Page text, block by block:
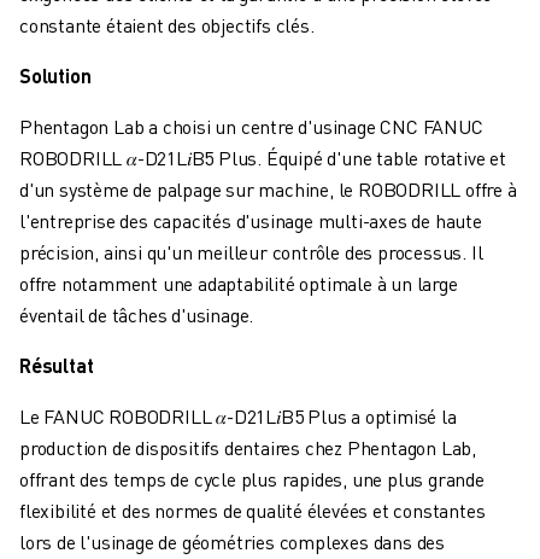
FANUC ACADEMY
SOLUTIONS POUR LES INDUSTRIES
SOLUTIONS POUR L'ÉDUCATION
ÉVÉNEMENTS ÉDUCATIFS
ACTUALITÉS ET MÉDIAS
ACTUALITÉS ET MÉDIAS
EVÉNEMENTS
ÉVÉNEMENTS ÉDUCATIFS
A PROPOS DE FANUC
A PROPOS DE FANUC
FANUC EN EUROPE
DÉVELOPPEMENT DURABLE
CARRIÈRE
FAÇONNEZ VOTRE AVENIR AVEC FANUC
REJOIGNEZ-NOUS
CONTACT
constante étaient des objectifs clés.
Solution
Phentagon Lab a choisi un centre d'usinage CNC FANUC
ROBODRILL𝛼-D21L 𝑖B5 Plus. Équipé d'une table rotative et
d'un système de palpage sur machine, le ROBODRILL offre à
l'entreprise des capacités d'usinage multi-axes de haute
précision, ainsi qu'un meilleur contrôle des processus. Il
offre notamment une adaptabilité optimale à un large
éventail de tâches d'usinage.
Résultat
Le FANUC ROBODRILL𝛼-D21L𝑖B5 Plus a optimisé la
production de dispositifs dentaires chez Phentagon Lab,
offrant des temps de cycle plus rapides, une plus grande
flexibilité et des normes de qualité élevées et constantes
lors de l'usinage de géométries complexes dans des